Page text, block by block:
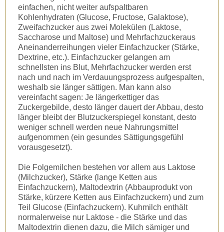
einfachen, nicht weiter aufspaltbaren
Kohlenhydraten (Glucose, Fructose, Galaktose),
Zweifachzucker aus zwei Molekülen (Laktose,
Saccharose und Maltose) und Mehrfachzuckeraus
Aneinanderreihungen vieler Einfachzucker (Stärke,
Dextrine, etc.). Einfachzucker gelangen am
schnellsten ins Blut, Mehrfachzucker werden erst
nach und nach im Verdauungsprozess aufgespalten,
weshalb sie länger sättigen. Man kann also
vereinfacht sagen: Je längerkettiger das
Zuckergebilde, desto länger dauert der Abbau, desto
länger bleibt der Blutzuckerspiegel konstant, desto
weniger schnell werden neue Nahrungsmittel
aufgenommen (ein gesundes Sättigungsgefühl
vorausgesetzt).
Die Folgemilchen bestehen vor allem aus Laktose
(Milchzucker), Stärke (lange Ketten aus
Einfachzuckern), Maltodextrin (Abbauprodukt von
Stärke, kürzere Ketten aus Einfachzuckern) und zum
Teil Glucose (Einfachzuckern). Kuhmilch enthält
normalerweise nur Laktose - die Stärke und das
Maltodextrin dienen dazu, die Milch sämiger und